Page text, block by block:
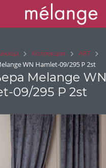
Коллекция
ART
WN Hamlet-09/295 P 2st
Melange WN
09/295 P 2st